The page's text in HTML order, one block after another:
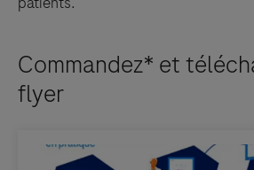
Commandez* et
flyer